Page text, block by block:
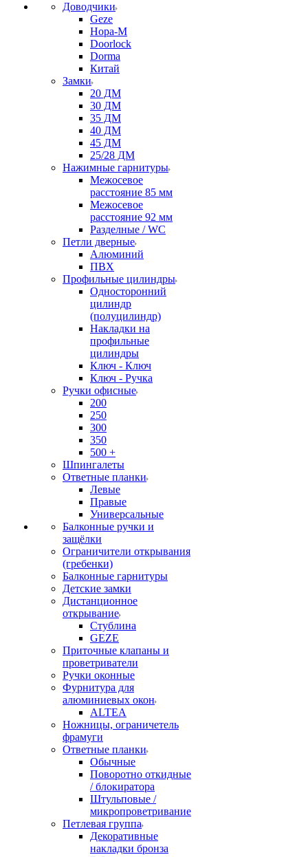
Доводчики
Geze
Нора-М
Doorlock
Dorma
Китай
Замки
20 ДМ
30 ДМ
35 ДМ
40 ДМ
45 ДМ
25/28 ДМ
Нажимные гарнитуры
Межосевое
расстояние 85 мм
Межосевое
расстояние 92 мм
Разделные / WC
Петли дверные
Алюминий
ПВХ
Профильные цилиндры
Односторонний
цилиндр
(полуцилиндр)
Накладки на
профильные
цилиндры
Ключ - Ключ
Ключ - Ручка
Ручки офисные
200
250
300
350
500 +
Шпингалеты
Ответные планки
Левые
Правые
Универсальные
Балконные ручки и
защёлки
Ограничители открывания
(гребенки)
Балконные гарнитуры
Детские замки
Дистанционное
открывание
Стублина
GEZE
Приточные клапаны и
проветриватели
Ручки оконные
Фурнитура для
алюминиевых окон
ALTEA
Ножницы, ограничетель
фрамуги
Ответные планки
Обычные
Поворотно откидные
/ блокиратора
Штульповые /
микропроветривание
Петлевая группа
Декоративные
накладки бронза